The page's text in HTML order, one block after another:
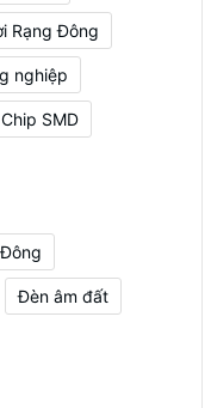
Rạng Đông
nghiệp
Chip SMD
Đèn âm đất